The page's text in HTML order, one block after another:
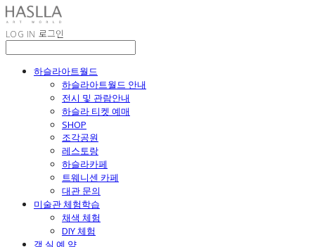
LOG IN 로그인
하슬라아트월드
하슬라아트월드 안내
전시 및 관람안내
하슬라 티켓 예매
SHOP
조각공원
레스토랑
하슬라카페
트웨니센 카페
대관 문의
미술관 체험학습
채색 체험
DIY 체험
객 실 예 약